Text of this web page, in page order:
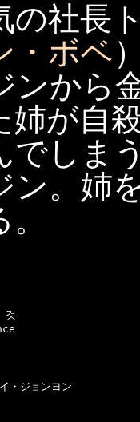
の社長
・ボベ
ンから
姉が自
でしま
ン。姉
것
・ジョンヨン